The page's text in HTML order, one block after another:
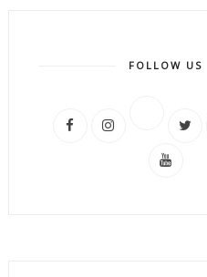
FOLLOW US